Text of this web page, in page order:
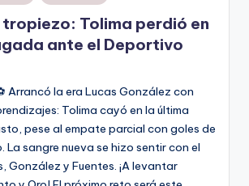
Tolima perdió en
ante el Deportivo
Arrancó la era Lucas González con
Tolima cayó en la última
pese al empate parcial con goles de
La sangre nueva se hizo sentir con el
González y Fuentes. ¡A levantar